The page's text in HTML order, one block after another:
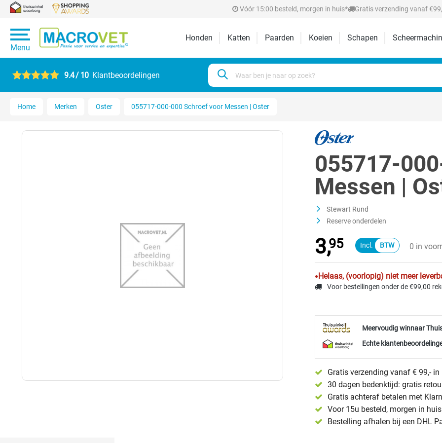
Vóór 15:00 besteld, morgen in huis* Gratis verzending vanaf
Menu
Honden Katten Paarden Koeien Schapen
9.4 / 10 Klantbeoordelingen
Home Merken Oster 055717-000-000 Schroef voor Messen | Oster
055717-
Messen |
Stewart Rund
Reserve onderdelen
3,95 0 in
Helaas, (voorlopig) niet meer
Voor bestellingen onder de €99,00
Meervoudig winnaar
Echte
Gratis verzending vanaf € 99,- in
30 dagen bedenktijd: gratis
Gratis achteraf betalen met
Voor 15u besteld, morgen in
Bestelling afhalen bij een DHL